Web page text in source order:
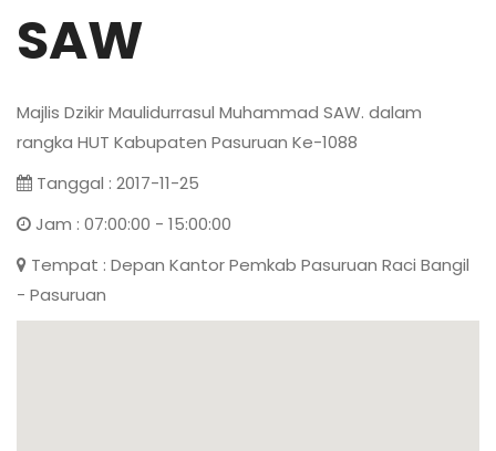
SAW
Majlis Dzikir Maulidurrasul Muhammad SAW. dalam
rangka HUT Kabupaten Pasuruan Ke-1088
Tanggal : 2017-11-25
Jam : 07:00:00 - 15:00:00
Tempat : Depan Kantor Pemkab Pasuruan Raci Bangil
- Pasuruan